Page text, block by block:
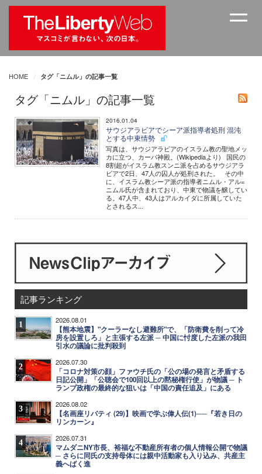
HOME タグ「ニムル」の記事一覧
タグ「ニムル」の記事一覧
2016.01.04
サウジアラビアでシーア派指導者処刑 混沌
とする中東情勢
写真は、サウジアラビアのイスラム教の聖地メッ
カに立つ、カーパ神殿。(Wikipediaより) 国民の
8割超がイスラム教スンニ派を占めるサウジアラ
ビアで2日、47人の囚人が処刑された。 その中
に、イスラム教シーア派の指導者ニムル・アル=
ニムル氏が含まれており、中東で物議を醸してい
る。47人中、43人はアルカイダに所属していた
とされるス...
記事ランキング
1 2026.08.01
【熊本地震】"クーラーなし避難所"で、「防衛費を削って冷
房を設置しろ」と主張する左派 ─ 中国に忖度した左派の我田
引水の議論に批判殺到
2 2026.07.30
「コロナ対策の顔」ファウチ氏の「公の場の発言と矛盾する
日記公開」「公聴会で100回以上の黙秘権行使」が物議 ─ ト
ランプ政権の最終的な狙いは「中国の責任追及」にある
3 2026.08.02
【名画座リバティ (29)】映画で学ぶ偉人伝(1)──『若き日の
リンカーン』
4 2026.07.31
マムダニNY市長、裕福な不動産所有者の個人情報公開で物議
─ さらに同氏の支持母体には親中活動家も入り込み、共産主
義へばく進